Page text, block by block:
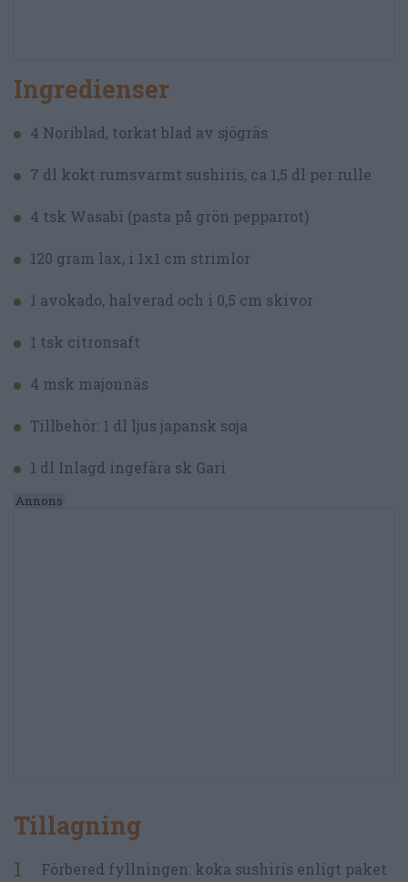
Ingredienser
4 Noriblad, torkat blad av sjögräs
7 dl kokt rumsvarmt sushiris, ca 1,5 dl per rulle
4 tsk Wasabi (pasta på grön pepparrot)
120 gram lax, i 1x1 cm strimlor
1 avokado, halverad och i 0,5 cm skivor
1 tsk citronsaft
4 msk majonnäs
Tillbehör: 1 dl ljus japansk soja
1 dl Inlagd ingefära sk Gari
Tillagning
Förbered fyllningen: koka sushiris enligt paket